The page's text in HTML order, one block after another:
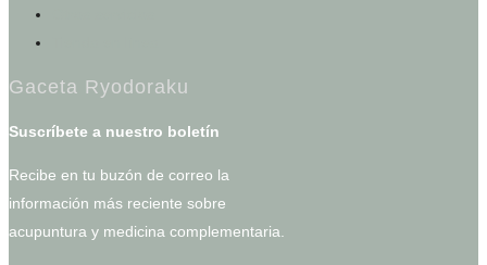
Gaceta Ryodoraku
Suscríbete a nuestro boletín
Recibe en tu buzón de correo la
información más reciente sobre
acupuntura y medicina complementaria.